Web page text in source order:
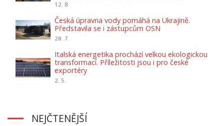
12. 8.
Česká úpravna vody pomáhá na Ukrajině.
Představila se i zástupcům OSN
28. 7.
Italská energetika prochází velkou ekologickou
transformací. Příležitosti jsou i pro české
exportéry
2. 5.
NEJČTENĚJŠÍ